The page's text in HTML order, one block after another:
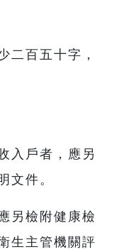
二百五十字，
入戶者，應另
文件。
另檢附健康檢
生主管機關評